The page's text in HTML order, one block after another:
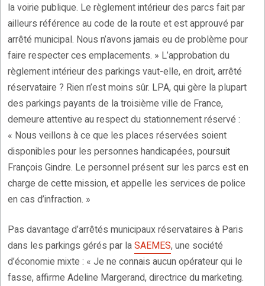
la voirie publique. Le règlement intérieur des parcs fait par
ailleurs référence au code de la route et est approuvé par
arrêté municipal. Nous n’avons jamais eu de problème pour
faire respecter ces emplacements. » L’approbation du
règlement intérieur des parkings vaut-elle, en droit, arrêté
réservataire ? Rien n’est moins sûr. LPA, qui gère la plupart
des parkings payants de la troisième ville de France,
demeure attentive au respect du stationnement réservé :
« Nous veillons à ce que les places réservées soient
disponibles pour les personnes handicapées, poursuit
François Gindre. Le personnel présent sur les parcs est en
charge de cette mission, et appelle les services de police
en cas d’infraction. »
Pas davantage d’arrêtés municipaux réservataires à Paris
dans les parkings gérés par laSAEMES, une société
d’économie mixte : « Je ne connais aucun opérateur qui le
fasse, affirme Adeline Margerand, directrice du marketing.